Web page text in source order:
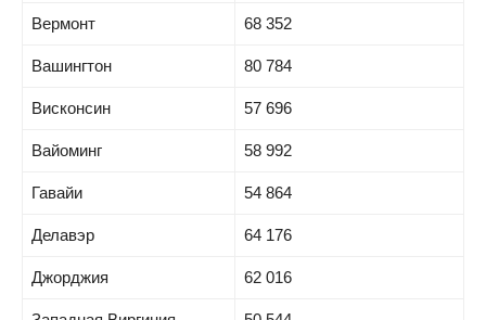
Вермонт 68 352
Вашингтон 80 784
Висконсин 57 696
Вайоминг 58 992
Гавайи 54 864
Делавэр 64 176
Джорджия 62 016